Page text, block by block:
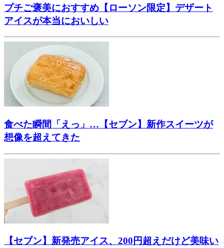
プチご褒美におすすめ【ローソン限定】デザート
アイスが本当においしい
食べた瞬間「えっ」…【セブン】新作スイーツが
想像を超えてきた
【セブン】新発売アイス、200円超えだけど美味い